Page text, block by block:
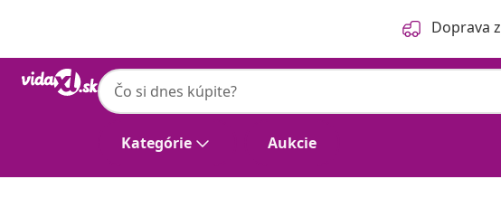
Doprava
Kategórie Aukcie